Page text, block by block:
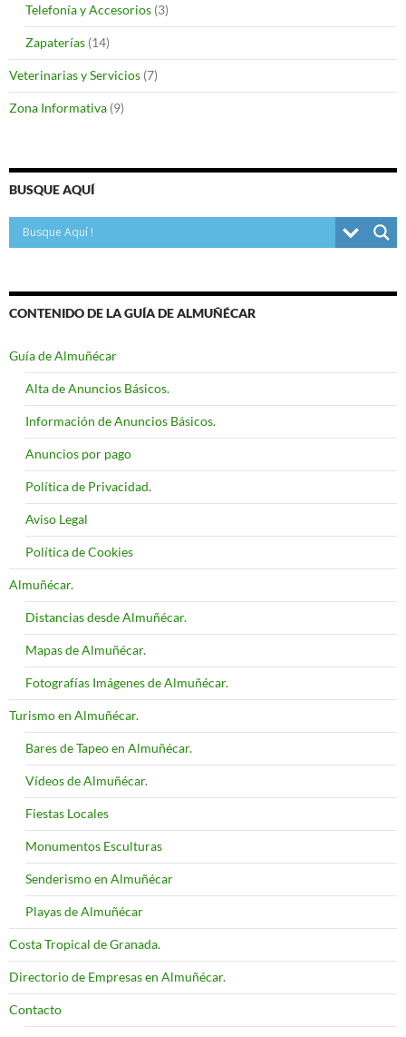
Telefonía y Accesorios (3)
Zapaterías (14)
Veterinarias y Servicios (7)
Zona Informativa (9)
BUSQUE AQUÍ
CONTENIDO DE LA GUÍA DE ALMUÑÉCAR
Guía de Almuñécar
Alta de Anuncios Básicos.
Información de Anuncios Básicos.
Anuncios por pago
Política de Privacidad.
Aviso Legal
Política de Cookies
Almuñécar.
Distancias desde Almuñécar.
Mapas de Almuñécar.
Fotografías Imágenes de Almuñécar.
Turismo en Almuñécar.
Bares de Tapeo en Almuñécar.
Vídeos de Almuñécar.
Fiestas Locales
Monumentos Esculturas
Senderismo en Almuñécar
Playas de Almuñécar
Costa Tropical de Granada.
Directorio de Empresas en Almuñécar.
Contacto